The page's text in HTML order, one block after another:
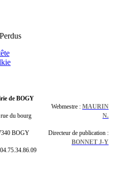
de BOGY
du bourg
BOGY
Webmestre : MAURIN
N.
Directeur de publication :
BONNET J-Y